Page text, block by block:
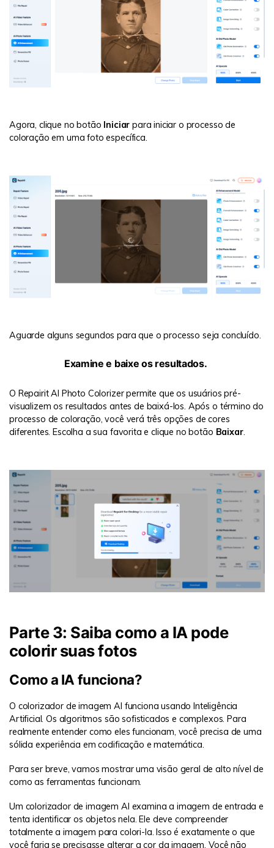
Agora, clique no botão Iniciar para iniciar o processo de
coloração em uma foto específica.
Aguarde alguns segundos para que o processo seja concluído.
Examine e baixe os resultados.
O Repairit AI Photo Colorizer permite que os usuários pré-
visualizem os resultados antes de baixá-los. Após o término do
processo de coloração, você verá três opções de cores
diferentes. Escolha a sua favorita e clique no botão Baixar.
Parte 3: Saiba como a IA pode
colorir suas fotos
Como a IA funciona?
O colorizador de imagem AI funciona usando Inteligência
Artificial. Os algoritmos são sofisticados e complexos. Para
realmente entender como eles funcionam, você precisa de uma
sólida experiência em codificação e matemática.
Para ser breve, vamos mostrar uma visão geral de alto nível de
como as ferramentas funcionam.
Um colorizador de imagem AI examina a imagem de entrada e
tenta identificar os objetos nela. Ele deve compreender
totalmente a imagem para colori-la. Isso é exatamente o que
você faria se precisasse alterar a cor da imagem. Você não